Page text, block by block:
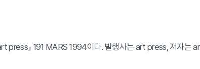
press』 191 MARS 1994이다. 발행사는 art press, 저자는